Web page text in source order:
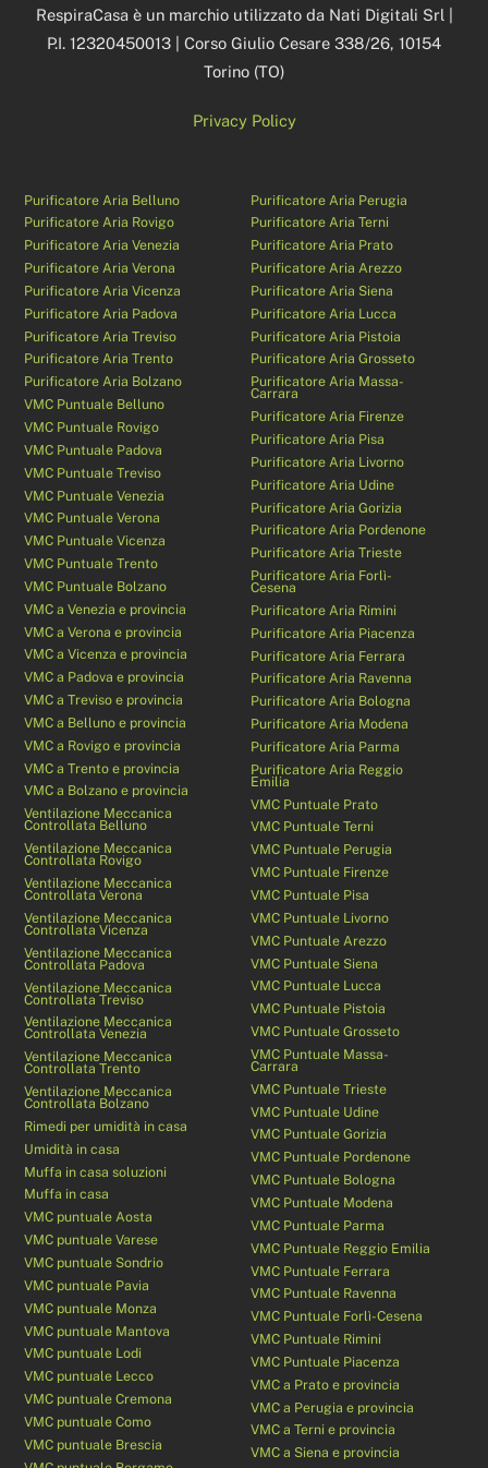
RespiraCasa è un marchio utilizzato da Nati Digitali Srl |
P.I. 12320450013 | Corso Giulio Cesare 338/26, 10154
Torino (TO)
Privacy Policy
Purificatore Aria Belluno
Purificatore Aria Rovigo
Purificatore Aria Venezia
Purificatore Aria Verona
Purificatore Aria Vicenza
Purificatore Aria Padova
Purificatore Aria Treviso
Purificatore Aria Trento
Purificatore Aria Bolzano
VMC Puntuale Belluno
VMC Puntuale Rovigo
VMC Puntuale Padova
VMC Puntuale Treviso
VMC Puntuale Venezia
VMC Puntuale Verona
VMC Puntuale Vicenza
VMC Puntuale Trento
VMC Puntuale Bolzano
VMC a Venezia e provincia
VMC a Verona e provincia
VMC a Vicenza e provincia
VMC a Padova e provincia
VMC a Treviso e provincia
VMC a Belluno e provincia
VMC a Rovigo e provincia
VMC a Trento e provincia
VMC a Bolzano e provincia
Ventilazione Meccanica
Controllata Belluno
Ventilazione Meccanica
Controllata Rovigo
Ventilazione Meccanica
Controllata Verona
Ventilazione Meccanica
Controllata Vicenza
Ventilazione Meccanica
Controllata Padova
Ventilazione Meccanica
Controllata Treviso
Ventilazione Meccanica
Controllata Venezia
Ventilazione Meccanica
Controllata Trento
Ventilazione Meccanica
Controllata Bolzano
Rimedi per umidità in casa
Umidità in casa
Muffa in casa soluzioni
Muffa in casa
VMC puntuale Aosta
VMC puntuale Varese
VMC puntuale Sondrio
VMC puntuale Pavia
VMC puntuale Monza
VMC puntuale Mantova
VMC puntuale Lodi
VMC puntuale Lecco
VMC puntuale Cremona
VMC puntuale Como
VMC puntuale Brescia
Purificatore Aria Perugia
Purificatore Aria Terni
Purificatore Aria Prato
Purificatore Aria Arezzo
Purificatore Aria Siena
Purificatore Aria Lucca
Purificatore Aria Pistoia
Purificatore Aria Grosseto
Purificatore Aria Massa-
Carrara
Purificatore Aria Firenze
Purificatore Aria Pisa
Purificatore Aria Livorno
Purificatore Aria Udine
Purificatore Aria Gorizia
Purificatore Aria Pordenone
Purificatore Aria Trieste
Purificatore Aria Forlì-
Cesena
Purificatore Aria Rimini
Purificatore Aria Piacenza
Purificatore Aria Ferrara
Purificatore Aria Ravenna
Purificatore Aria Bologna
Purificatore Aria Modena
Purificatore Aria Parma
Purificatore Aria Reggio
Emilia
VMC Puntuale Prato
VMC Puntuale Terni
VMC Puntuale Perugia
VMC Puntuale Firenze
VMC Puntuale Pisa
VMC Puntuale Livorno
VMC Puntuale Arezzo
VMC Puntuale Siena
VMC Puntuale Lucca
VMC Puntuale Pistoia
VMC Puntuale Grosseto
VMC Puntuale Massa-
Carrara
VMC Puntuale Trieste
VMC Puntuale Udine
VMC Puntuale Gorizia
VMC Puntuale Pordenone
VMC Puntuale Bologna
VMC Puntuale Modena
VMC Puntuale Parma
VMC Puntuale Reggio Emilia
VMC Puntuale Ferrara
VMC Puntuale Ravenna
VMC Puntuale Forlì-Cesena
VMC Puntuale Rimini
VMC Puntuale Piacenza
VMC a Prato e provincia
VMC a Perugia e provincia
VMC a Terni e provincia
VMC a Siena e provincia